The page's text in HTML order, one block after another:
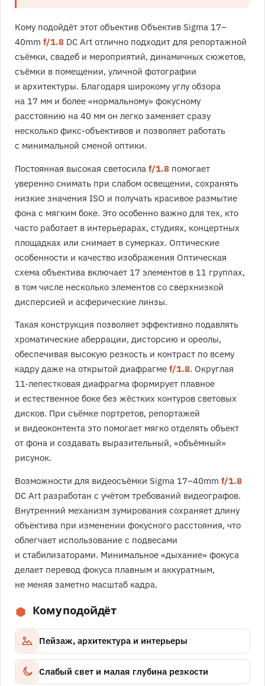
Кому подойдёт этот объектив Объектив Sigma 17–
40mm f/1.8 DC Art отлично подходит для репортажной
съёмки, свадеб и мероприятий, динамичных сюжетов,
съёмки в помещении, уличной фотографии
и архитектуры. Благодаря широкому углу обзора
на 17 мм и более «нормальному» фокусному
расстоянию на 40 мм он легко заменяет сразу
несколько фикс-объективов и позволяет работать
с минимальной сменой оптики.
Постоянная высокая светосила f/1.8 помогает
уверенно снимать при слабом освещении, сохранять
низкие значения ISO и получать красивое размытие
фона с мягким боке. Это особенно важно для тех, кто
часто работает в интерьерарах, студиях, концертных
площадках или снимает в сумерках. Оптические
особенности и качество изображения Оптическая
схема объектива включает 17 элементов в 11 группах,
в том числе несколько элементов со сверхнизкой
дисперсией и асферические линзы.
Такая конструкция позволяет эффективно подавлять
хроматические аберрации, дисторсию и ореолы,
обеспечивая высокую резкость и контраст по всему
кадру даже на открытой диафрагме f/1.8. Округлая
11‑лепестковая диафрагма формирует плавное
и естественное боке без жёстких контуров световых
дисков. При съёмке портретов, репортажей
и видеоконтента это помогает мягко отделять объект
от фона и создавать выразительный, «объёмный»
рисунок.
Возможности для видеосъёмки Sigma 17–40mm f/1.8
DC Art разработан с учётом требований видеографов.
Внутренний механизм зумирования сохраняет длину
объектива при изменении фокусного расстояния, что
облегчает использование с подвесами
и стабилизаторами. Минимальное «дыхание» фокуса
делает перевод фокуса плавным и аккуратным,
не меняя заметно масштаб кадра.
Кому подойдёт
Пейзаж, архитектура и интерьеры
Слабый свет и малая глубина резкости